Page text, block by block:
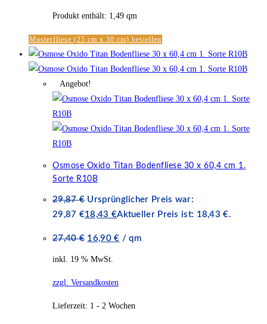
Produkt enthält: 1,49 qm
Musterfliese (25 cm x 30 cm) bestellen
Angebot!
Osmose Oxido Titan Bodenfliese 30 x 60,4 cm 1.
Sorte R10B
29,87€ Ursprünglicher Preis war:
29,87 €18,43 €Aktueller Preis ist: 18,43 €.
27,40€ 16,90€ /qm
inkl. 19 % MwSt.
zzgl. Versandkosten
Lieferzeit: 1 - 2 Wochen